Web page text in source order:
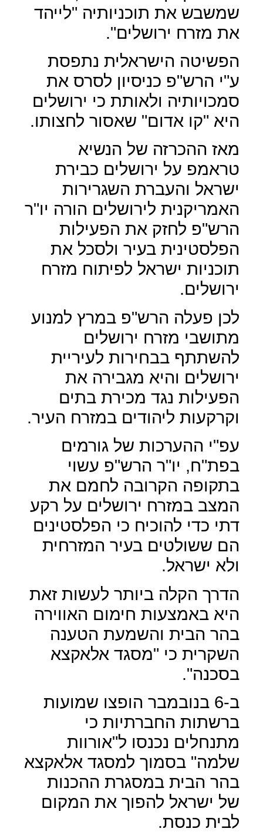
שמשבש את תוכניותיה "לייהד
את מזרח ירושלים".
הפשיטה הישראלית נתפסת
ע"י הרש"פ כניסיון לסרס את
סמכויותיה ולאותת כי ירושלים
היא "קו אדום" שאסור לחצותו.
מאז ההכרזה של הנשיא
טראמפ על ירושלים כבירת
ישראל והעברת השגרירות
האמריקנית לירושלים הורה יו"ר
הרש"פ לחזק את הפעילות
הפלסטינית בעיר ולסכל את
תוכניות ישראל לפיתוח מזרח
ירושלים.
לכן פעלה הרש"פ במרץ למנוע
מתושבי מזרח ירושלים
להשתתף בבחירות לעיריית
ירושלים והיא מגבירה את
הפעילות נגד מכירת בתים
וקרקעות ליהודים במזרח העיר.
עפ"י ההערכות של גורמים
בפת"ח, יו"ר הרש"פ עשוי
בתקופה הקרובה לחמם את
המצב במזרח ירושלים על רקע
דתי כדי להוכיח כי הפלסטינים
הם ששולטים בעיר המזרחית
ולא ישראל.
הדרך הקלה ביותר לעשות זאת
היא באמצעות חימום האווירה
בהר הבית והשמעת הטענה
השקרית כי "מסגד אלאקצא
בסכנה".
ב-6 בנובמבר הופצו שמועות
ברשתות החברתיות כי
מתנחלים נכנסו ל"אורוות
שלמה" בסמוך למסגד אלאקצא
בהר הבית במסגרת ההכנות
של ישראל להפוך את המקום
לבית כנסת.